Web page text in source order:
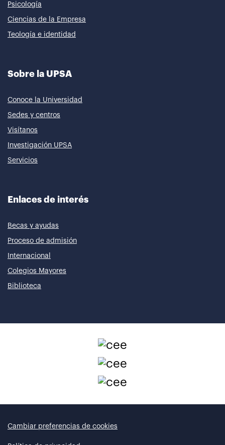
Psicología
Ciencias de la Empresa
Teología e identidad
Sobre la UPSA
Conoce la Universidad
Sedes y centros
Visítanos
Investigación UPSA
Servicios
Enlaces de interés
Becas y ayudas
Proceso de admisión
Internacional
Colegios Mayores
Biblioteca
Cambiar preferencias de cookies